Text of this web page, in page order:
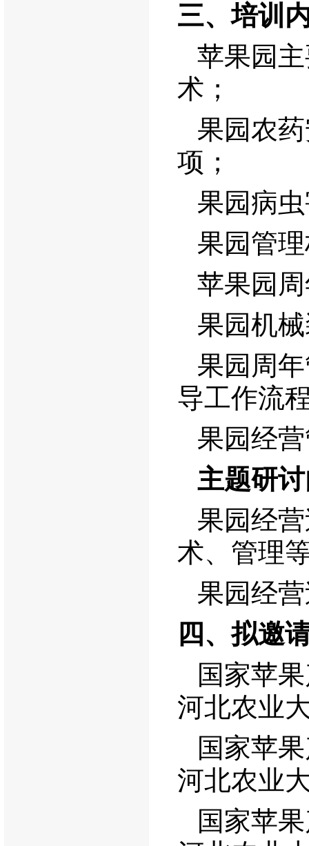
三、培训
苹果园
术；
果园农
项；
果园病
果园管
苹果园
果园机
果园周
导工作流
果园经
主题研
果园经
术、管理
果园经
四、拟邀
国家苹
河北农业
国家苹
河北农业
国家苹